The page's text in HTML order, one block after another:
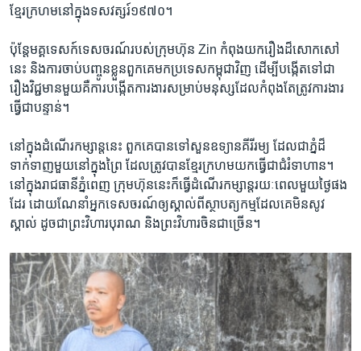
ខ្មែរ​ក្រហម​នៅ​ក្នុង​ទសវត្សរ៍​១៩៧០។​
ប៉ុន្តែ​មគ្គទេសក៍​ទេសចរណ៍របស់​ក្រុមហ៊ុន Zin​ កំពុង​យក​រឿង​ដ៏​សោកសៅ​
នេះ និង​ការ​ចាប់​បញ្ចូន​ខ្លួន​ពួក​គេ​មក​ប្រទេស​កម្ពុជា​វិញ ដើម្បី​បង្កើត​ទៅ​ជា​
រឿង​វិជ្ជមាន​មួយគឺ​ការ​បង្កើត​ការងារ​សម្រាប់​មនុស្ស​ដែល​កំពុង​តែ​ត្រូវ​ការងារ​
ធ្វើ​ជា​បន្ទាន់។
នៅ​ក្នុង​ដំណើរ​កម្សាន្ត​នេះ ពួកគេ​បាន​ទៅ​សួន​ឧទ្យាន​គីរីរម្យ ដែល​ជា​ភ្នំ​ដ៏​
ទាក់ទាញ​មួយ​នៅក្នុង​ព្រៃ ដែល​ត្រូវ​បាន​ខ្មែរ​ក្រហម​យក​ធ្វើ​ជា​ជំរំ​ទាហាន។​
នៅ​ក្នុង​រាជធានី​ភ្នំពេញ ក្រុមហ៊ុន​នេះ​ក៏​ធ្វើ​ដំណើរ​កម្សាន្ត​រយៈពេល​មួយ​ថ្ងៃ​ផង​
ដែរ ដោយ​ណែនាំ​អ្នក​ទេសចរណ៍​ឲ្យ​ស្គាល់​ពី​ស្ថាបត្យកម្ម​ដែល​គេ​មិន​សូវ​
ស្គាល់ ដូចជា​ព្រះវិហារ​បុរាណ និង​ព្រះវិហារ​ចិន​ជាច្រើន។